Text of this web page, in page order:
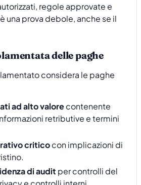
regole approvate e
una prova debole, anche se il
delle paghe
considera le paghe
ad alto valorecontenente
retributive e termini
criticocon implicazioni di
di audit per controlli del